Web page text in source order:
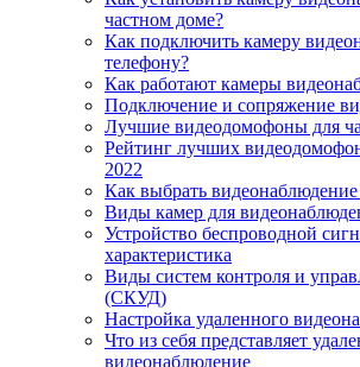
частном доме?
Как подключить камеру
телефону?
Как работают камеры
Подключение и сопряжение
Лучшие видеодомофоны для
Рейтинг лучших
2022
Как выбрать видеонаблюдение
Виды камер для
Устройство беспроводной
характеристика
Виды систем контроля и
(СКУД)
Настройка удаленного
Что из себя представляет
видеонаблюдение